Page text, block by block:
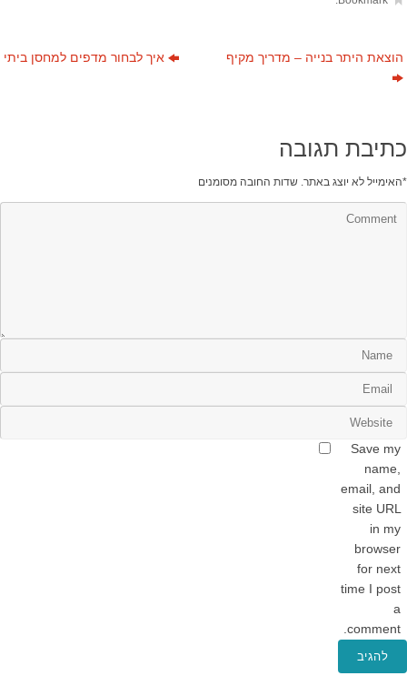
איך לבחור מדפים למחסן ביתי הוצאת היתר בנייה – מדריך מקיף
כתיבת תגובה
האימייל לא יוצג באתר. שדות החובה מסומנים *
Save my
name,
email, and
site URL
in my
browser
for next
time I post
a
comment.